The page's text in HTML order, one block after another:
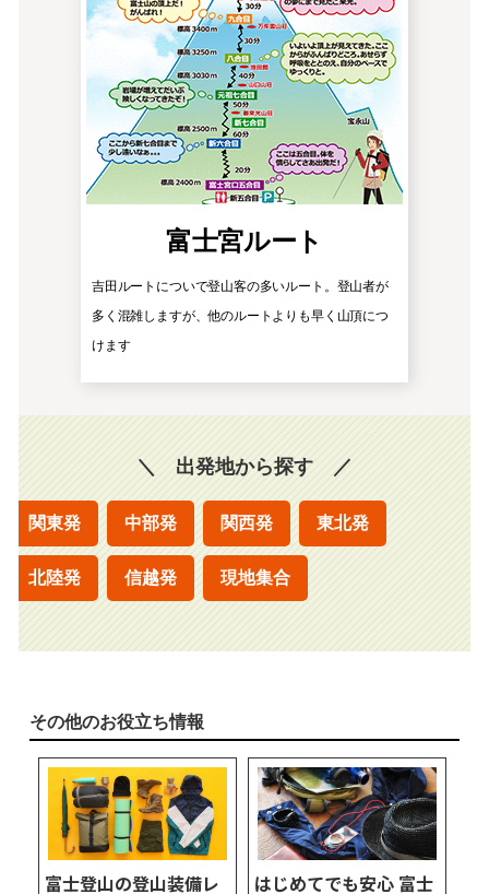
富士宮ルート
吉田ルートについで登山客の多いルート。登山者が
多く混雑しますが、他のルートよりも早く山頂につ
けます
＼ 出発地から探す ／
関東発 中部発 関西発 東北発
北陸発 信越発 現地集合
その他のお役立ち情報
富士登山の登山装備レ はじめてでも安心 富士